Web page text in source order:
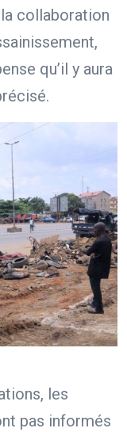
collaboration
qu’il y aura
les
pas informés